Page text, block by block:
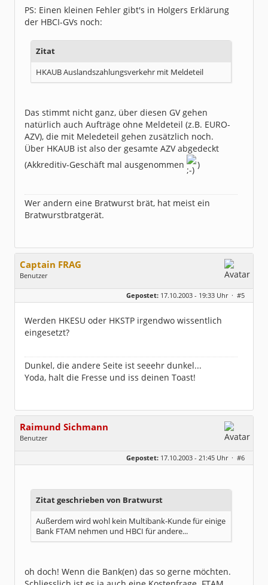
PS: Einen kleinen Fehler gibt's in Holgers Erklärung
der HBCI-GVs noch:
Zitat
HKAUB Auslandszahlungsverkehr mit Meldeteil
Das stimmt nicht ganz, über diesen GV gehen
natürlich auch Aufträge ohne Meldeteil (z.B. EURO-
AZV), die mit Meledeteil gehen zusätzlich noch.
Über HKAUB ist also der gesamte AZV abgedeckt
(Akkreditiv-Geschäft mal ausgenommen
)
Wer andern eine Bratwurst brät, hat meist ein
Bratwurstbratgerät.
Captain FRAG
Benutzer
Geschlecht:
keine Angabe
Beiträge:
5096
Gepostet: 17.10.2003 - 19:33 Uhr · #5
Werden HKESU oder HKSTP irgendwo wissentlich
eingesetzt?
Dunkel, die andere Seite ist seeehr dunkel...
Yoda, halt die Fresse und iss deinen Toast!
Raimund Sichmann
Benutzer
Dabei seit:
08 / 2002
Gepostet: 17.10.2003 - 21:45 Uhr · #6
Zitat geschrieben von Bratwurst
Außerdem wird wohl kein Multibank-Kunde für einige
Bank FTAM nehmen und HBCI für andere...
oh doch! Wenn die Bank(en) das so gerne möchten.